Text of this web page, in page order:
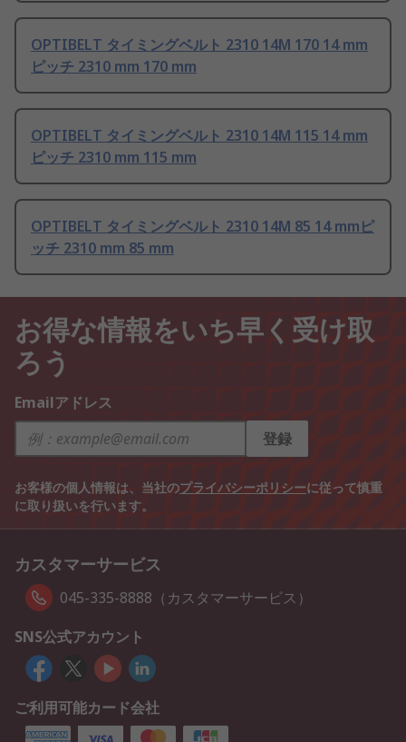
OPTIBELT タイミングベルト 2310 14M 170 14 mm
ピッチ 2310 mm 170 mm
OPTIBELT タイミングベルト 2310 14M 115 14 mm
ピッチ 2310 mm 115 mm
OPTIBELT タイミングベルト 2310 14M 85 14 mmピ
ッチ 2310 mm 85 mm
お得な情報をいち早く受け取
ろう
Emailアドレス
登録
お客様の個人情報は、当社のプライバシーポリシーに従って慎重
に取り扱いを行います。
カスタマーサービス
045-335-8888（カスタマーサービス）
SNS公式アカウント
ご利用可能カード会社